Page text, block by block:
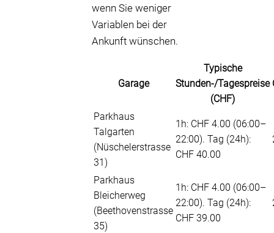
wenn Sie weniger
Variablen bei der
Ankunft wünschen.
Garage
Typische
Stunden-/Tagespreise
(CHF)
Parkhaus
Talgarten
(Nüschelerstrasse
31)
1h: CHF 4.00 (06:00–
22:00). Tag (24h):
CHF 40.00
Parkhaus
Bleicherweg
(Beethovenstrasse
35)
1h: CHF 4.00 (06:00–
22:00). Tag (24h):
CHF 39.00